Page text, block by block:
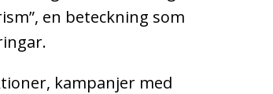
en beteckning som
kampanjer med